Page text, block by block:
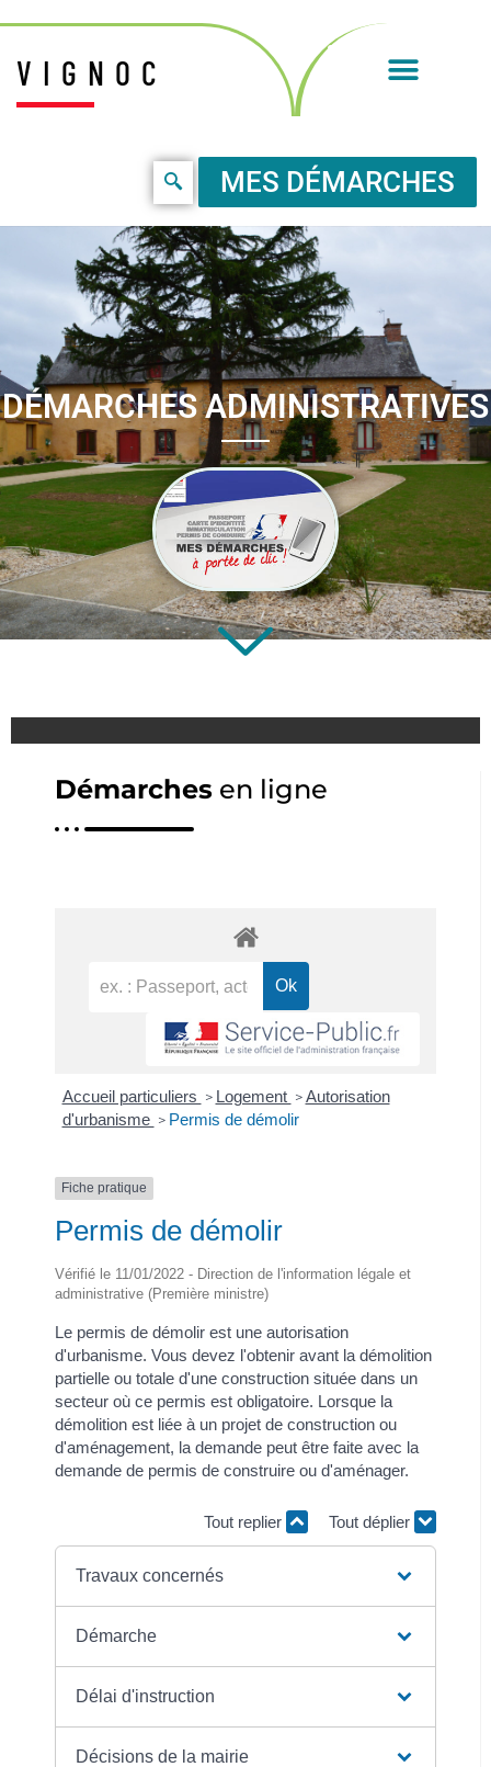
VIGNOC
MES DÉMARCHES
DÉMARCHES ADMINISTRATIVES
Démarches en ligne
Accueil particuliers > Logement > Autorisation
d'urbanisme > Permis de démolir
Fiche pratique
Permis de démolir
Vérifié le 11/01/2022 - Direction de l'information légale et
administrative (Première ministre)
Le permis de démolir est une autorisation
d'urbanisme. Vous devez l'obtenir avant la démolition
partielle ou totale d'une construction située dans un
secteur où ce permis est obligatoire. Lorsque la
démolition est liée à un projet de construction ou
d'aménagement, la demande peut être faite avec la
demande de permis de construire ou d'aménager.
Tout replier Tout déplier
Travaux concernés
Démarche
Délai d'instruction
Décisions de la mairie